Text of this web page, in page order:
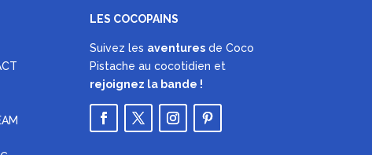
LES COCOPAINS
Suivez les aventures de Coco
Pistache au cocotidien et
rejoignez la bande !